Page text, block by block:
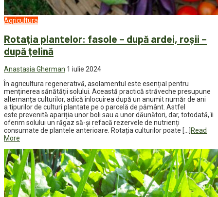
Agricultura
Rotația plantelor: fasole – după ardei, roșii –
după țelină
Anastasia Gherman 1 iulie 2024
În agricultura regenerativă, asolamentul este esențial pentru
menținerea sănătății solului. Această practică străveche presupune
alternanța culturilor, adică înlocuirea după un anumit număr de ani
a tipurilor de culturi plantate pe o parcelă de pământ. Astfel
este prevenită apariția unor boli sau a unor dăunători, dar, totodată, îi
oferim solului un răgaz să-și refacă rezervele de nutrienți
consumate de plantele anterioare. Rotația culturilor poate […] Read
More